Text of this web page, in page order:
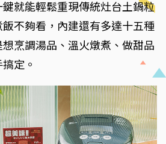
就能輕鬆重現傳統灶台土鍋粒
不夠看，內建還有多達十五種
烹調湯品、溫火燉煮、做甜品
定。